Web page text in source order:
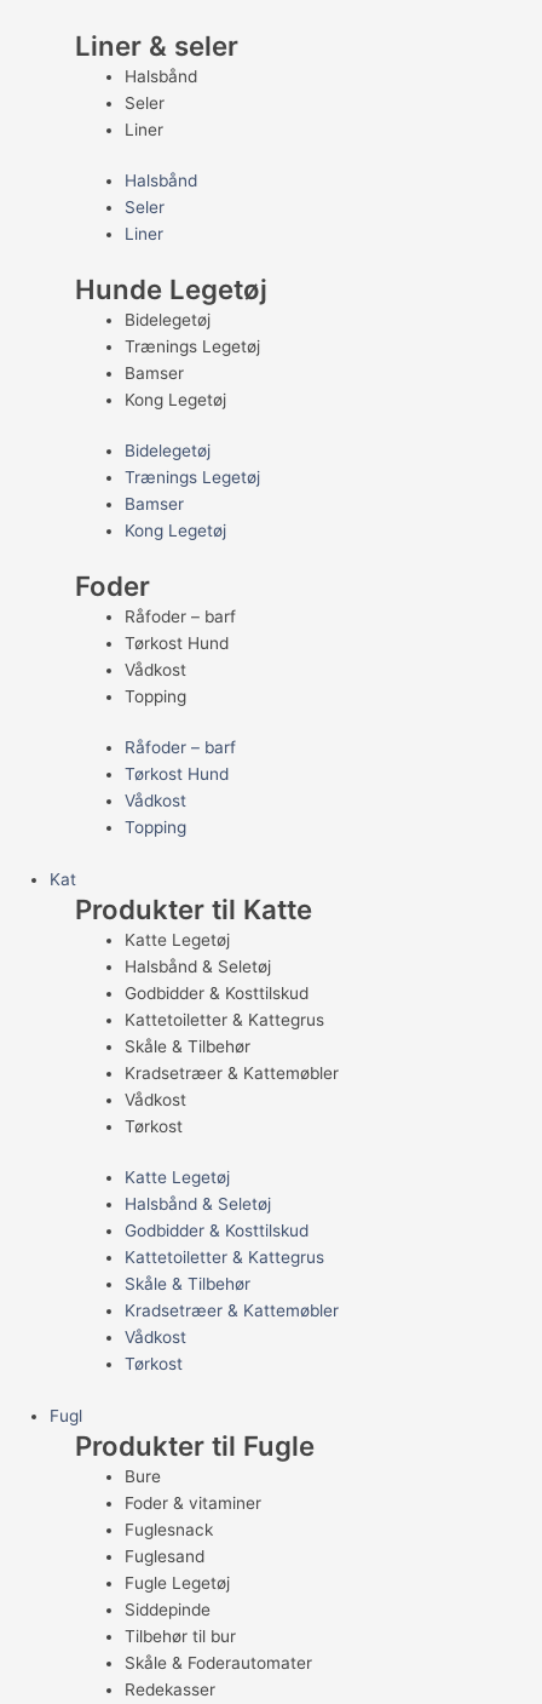
Liner & seler
Halsbånd
Seler
Liner
Halsbånd
Seler
Liner
Hunde Legetøj
Bidelegetøj
Trænings Legetøj
Bamser
Kong Legetøj
Bidelegetøj
Trænings Legetøj
Bamser
Kong Legetøj
Foder
Råfoder – barf
Tørkost Hund
Vådkost
Topping
Råfoder – barf
Tørkost Hund
Vådkost
Topping
Kat
Produkter til Katte
Katte Legetøj
Halsbånd & Seletøj
Godbidder & Kosttilskud
Kattetoiletter & Kattegrus
Skåle & Tilbehør
Kradsetræer & Kattemøbler
Vådkost
Tørkost
Katte Legetøj
Halsbånd & Seletøj
Godbidder & Kosttilskud
Kattetoiletter & Kattegrus
Skåle & Tilbehør
Kradsetræer & Kattemøbler
Vådkost
Tørkost
Fugl
Produkter til Fugle
Bure
Foder & vitaminer
Fuglesnack
Fuglesand
Fugle Legetøj
Siddepinde
Tilbehør til bur
Skåle & Foderautomater
Redekasser